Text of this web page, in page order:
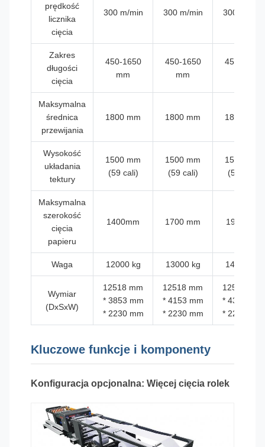
prędkość
licznika
cięcia
300 m/min 300 m/min 300 m/min
Zakres
długości
cięcia
450-1650
mm
450-1650
mm
450-1650
Maksymalna
średnica
przewijania
1800 mm 1800 mm 1800 mm
Wysokość
układania
tektury
1500 mm
(59 cali)
1500 mm
(59 cali)
1500 mm
(59 cali)
Maksymalna
szerokość
cięcia
papieru
1400mm 1700 mm 1900mm
Waga 12000 kg 13000 kg 14000 kg
Wymiar
(DxSxW)
12518 mm
* 3853 mm
* 2230 mm
12518 mm
* 4153 mm
* 2230 mm
12518 mm
* 4353 mm
* 2230 mm
Kluczowe funkcje i komponenty
Konfiguracja opcjonalna: Więcej cięcia rolek